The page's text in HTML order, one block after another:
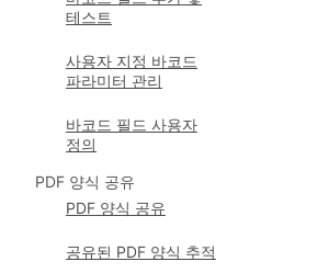
테스트
사용자 지정 바코드
파라미터 관리
바코드 필드 사용자
정의
PDF 양식 공유
PDF 양식 공유
공유된 PDF 양식 추적